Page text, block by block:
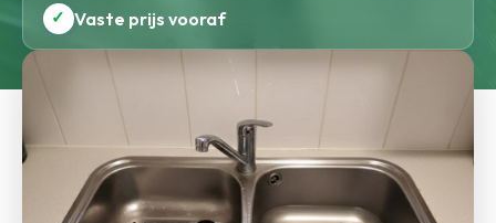
✓ Vaste prijs vooraf